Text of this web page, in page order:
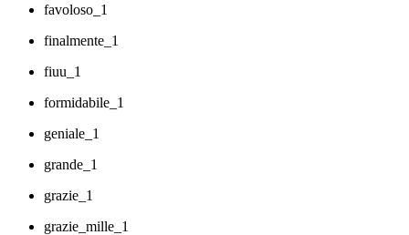
favoloso_1
finalmente_1
fiuu_1
formidabile_1
geniale_1
grande_1
grazie_1
grazie_mille_1